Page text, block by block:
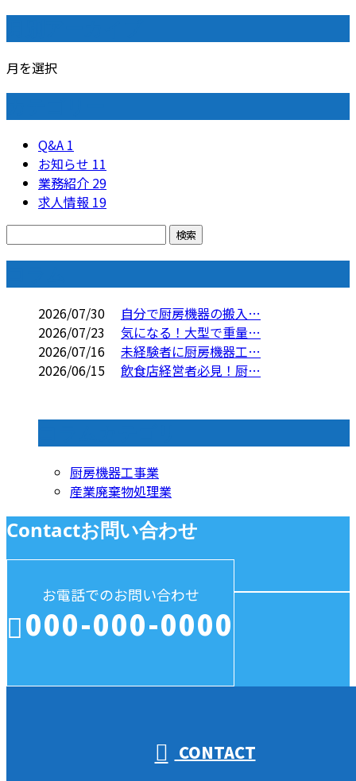
月を選択
Q&A 1
お知らせ 11
業務紹介 29
求人情報 19
2026/07/30
自分で厨房機器の搬入…
2026/07/23
気になる！大型で重量…
2026/07/16
未経験者に厨房機器工…
2026/06/15
飲食店経営者必見！厨…
厨房機器工事業
産業廃棄物処理業
Contactお問い合わせ
お電話でのお問い合わせ
000-000-0000
CONTACT